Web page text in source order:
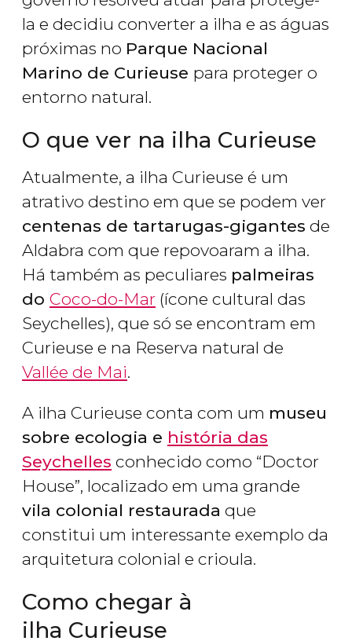
la e decidiu converter a ilha e as águas
próximas no Parque Nacional
Marino de Curieuse para proteger o
entorno natural.
O que ver na ilha Curieuse
Atualmente, a ilha Curieuse é um
atrativo destino em que se podem ver
centenas de tartarugas-gigantes de
Aldabra com que repovoaram a ilha.
Há também as peculiares palmeiras
do Coco-do-Mar (ícone cultural das
Seychelles), que só se encontram em
Curieuse e na Reserva natural de
Vallée de Mai.
A ilha Curieuse conta com um museu
sobre ecologia e história das
Seychelles conhecido como “Doctor
House”, localizado em uma grande
vila colonial restaurada que
constitui um interessante exemplo da
arquitetura colonial e crioula.
Como chegar à
ilha Curieuse